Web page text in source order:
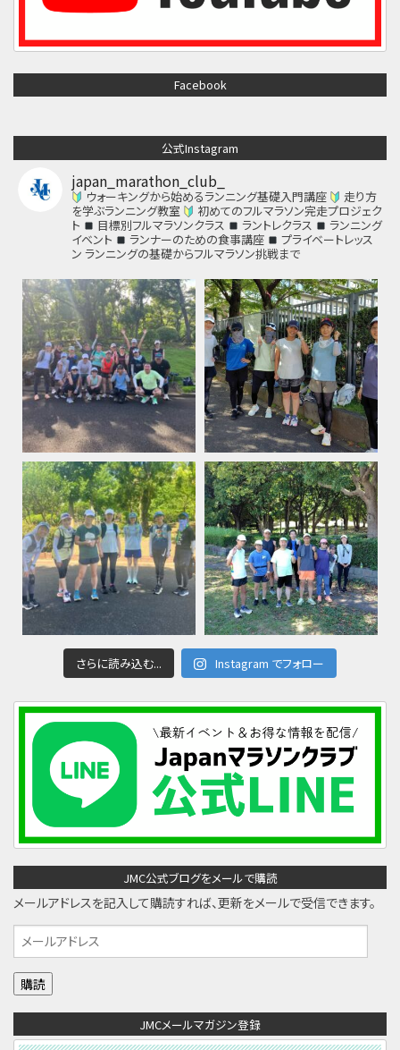
Facebook
公式Instagram
japan_marathon_club_
ウォーキングから始めるランニング基礎入門講座
走り方
を学ぶランニング教室
初めてのフルマラソン完走プロジェク
ト
目標別フルマラソンクラス ラントレクラス
ランニング
イベント
ランナーのための食事講座
プライベートレッス
ン ランニングの基礎からフルマラソン挑戦まで
さらに読み込む... Instagram でフォロー
JMC公式ブログをメールで購読
メールアドレスを記入して購読すれば、更新をメールで受信できます。
メ
ー
ル
JMCメールマガジン登録